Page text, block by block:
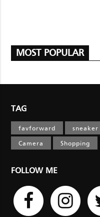
MOST POPULAR
TAG
favforward sneaker
Camera
Shopping
FOLLOW ME